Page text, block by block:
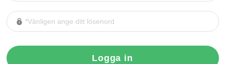
Logga in